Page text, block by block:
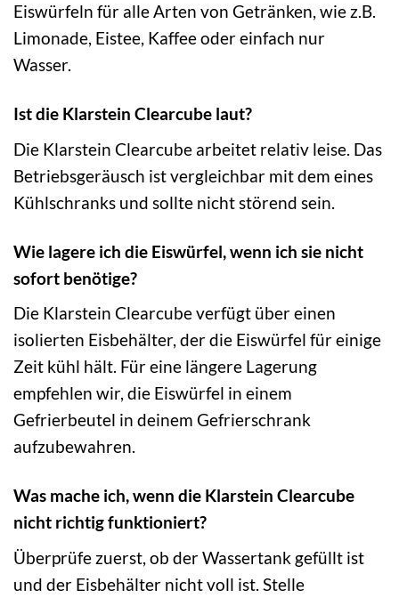
Eiswürfeln für alle Arten von Getränken, wie z.B.
Limonade, Eistee, Kaffee oder einfach nur
Wasser.
Ist die Klarstein Clearcube laut?
Die Klarstein Clearcube arbeitet relativ leise. Das
Betriebsgeräusch ist vergleichbar mit dem eines
Kühlschranks und sollte nicht störend sein.
Wie lagere ich die Eiswürfel, wenn ich sie nicht
sofort benötige?
Die Klarstein Clearcube verfügt über einen
isolierten Eisbehälter, der die Eiswürfel für einige
Zeit kühl hält. Für eine längere Lagerung
empfehlen wir, die Eiswürfel in einem
Gefrierbeutel in deinem Gefrierschrank
aufzubewahren.
Was mache ich, wenn die Klarstein Clearcube
nicht richtig funktioniert?
Überprüfe zuerst, ob der Wassertank gefüllt ist
und der Eisbehälter nicht voll ist. Stelle